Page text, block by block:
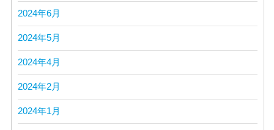
2024年6月
2024年5月
2024年4月
2024年2月
2024年1月